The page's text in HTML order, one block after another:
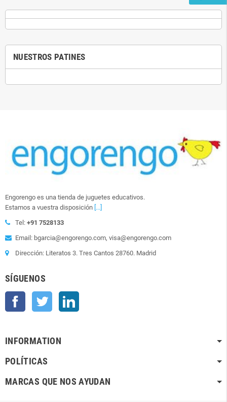
NUESTROS PATINES
Engorengo es una tienda de juguetes educativos.
Estamos a vuestra disposición [...]
Tel: +91 7528133
Email: bgarcia@engorengo.com, visa@engorengo.com
Dirección: Literatos 3. Tres Cantos 28760. Madrid
SÍGUENOS
Facebook Twitter
INFORMATION
POLÍTICAS
MARCAS QUE NOS AYUDAN